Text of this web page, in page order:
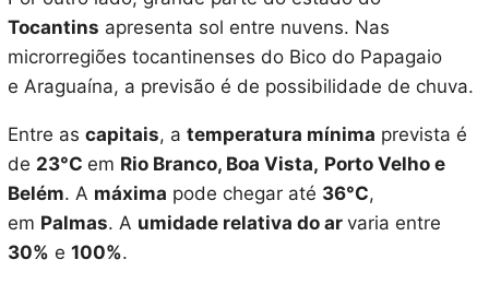
Tocantins apresenta sol entre nuvens. Nas
microrregiões tocantinenses do Bico do Papagaio
e Araguaína, a previsão é de possibilidade de chuva.
Entre as capitais, a temperatura mínima prevista é
de 23°C em Rio Branco, Boa Vista, Porto Velho e
Belém. A máxima pode chegar até 36°C,
em Palmas. A umidade relativa do ar varia entre
30% e 100%.